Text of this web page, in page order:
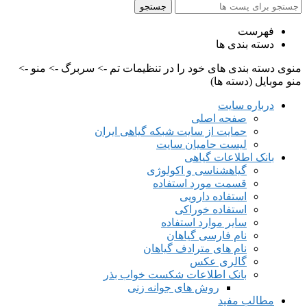
جستجو
فهرست
دسته بندی ها
منوی دسته بندی های خود را در تنظیمات تم -> سربرگ -> منو ->
منو موبایل (دسته ها)
درباره سایت
صفحه اصلی
حمایت از سایت شبکه گیاهی ایران
لیست حامیان سایت
بانک اطلاعات گیاهی
گیاهشناسی و اکولوژی
قسمت مورد استفاده
استفاده دارویی
استفاده خوراکی
سایر موارد استفاده
نام فارسی گیاهان
نام های مترادف گیاهان
گالری عکس
بانک اطلاعات شکست خواب بذر
روش های جوانه زنی
مطالب مفید